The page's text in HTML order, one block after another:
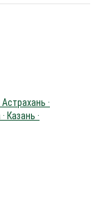
·
Казань ·